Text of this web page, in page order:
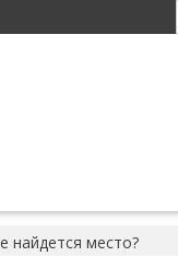
найдется место?